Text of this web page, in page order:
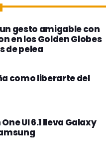
gesto amigable con
en los Golden Globes
de pelea
como liberarte del
UI 6.1 lleva Galaxy